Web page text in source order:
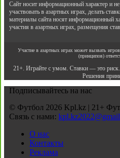
Сайт носит информационный характер и
участвовать в азартных играх, делать
материалы сайта носят информационный
участия в азартных играх, размещения
Участие в азартных играх может вызвать
(принципов)
21+. Играйте с умом. Ставки — это риск.
Решения
Подписывайтесь на нас
© Футбол 2026 Kpl.kz | 21+
Связь с нами:
О нас
Контакты
Реклама